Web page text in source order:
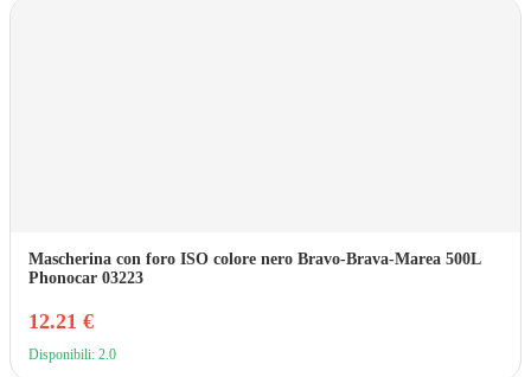
Mascherina con foro ISO colore nero Bravo-Brava-Marea 500L
Phonocar 03223
12.21 €
Disponibili: 2.0